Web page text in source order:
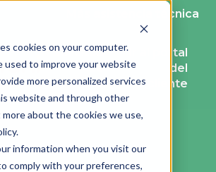
cookies on your computer.
used to improve your website
more personalized services
website and through other
about the cookies we use,
information when you visit our
comply with your preferences,
de Mostrar submenú de
Más asistencia técnica
Solicitud
de
ayuda
Ir al portal
del
cliente